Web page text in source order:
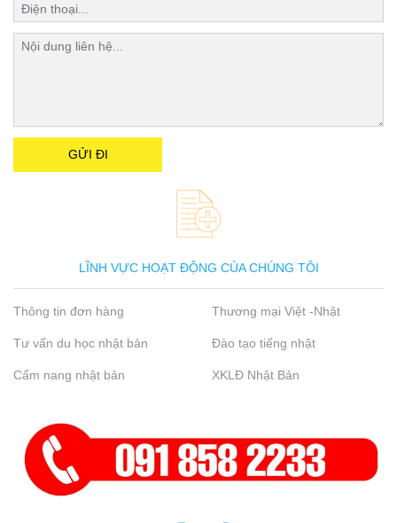
LĨNH VỰC HOẠT ĐỘNG CỦA CHÚNG TÔI
Thông tin đơn hàng Thương mại Việt -Nhật
Tư vấn du học nhật bản Đào tạo tiếng nhật
Cẩm nang nhật bản XKLĐ Nhật Bản